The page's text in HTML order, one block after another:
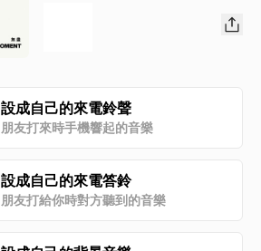
設成自己的來電鈴聲
朋友打來時手機響起的音樂
設成自己的來電答鈴
朋友打給你時對方聽到的音樂